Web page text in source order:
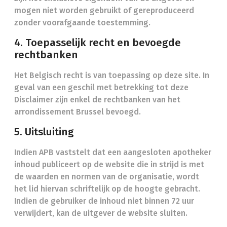
mogen niet worden gebruikt of gereproduceerd
zonder voorafgaande toestemming.
4. Toepasselijk recht en bevoegde
rechtbanken
Het Belgisch recht is van toepassing op deze site. In
geval van een geschil met betrekking tot deze
Disclaimer zijn enkel de rechtbanken van het
arrondissement Brussel bevoegd.
5. Uitsluiting
Indien APB vaststelt dat een aangesloten apotheker
inhoud publiceert op de website die in strijd is met
de waarden en normen van de organisatie, wordt
het lid hiervan schriftelijk op de hoogte gebracht.
Indien de gebruiker de inhoud niet binnen 72 uur
verwijdert, kan de uitgever de website sluiten.